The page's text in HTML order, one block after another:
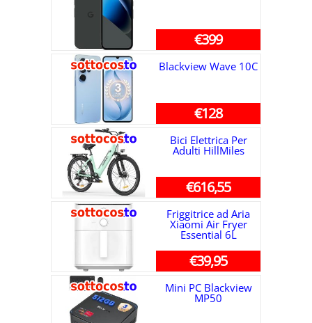
€399
Blackview Wave 10C
€128
Bici Elettrica Per
Adulti HillMiles
€616,55
Friggitrice ad Aria
Xiaomi Air Fryer
Essential 6L
€39,95
Mini PC Blackview
MP50